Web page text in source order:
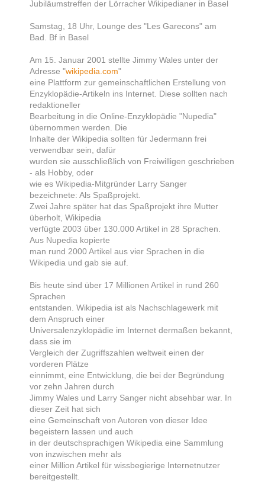
Jubiläumstreffen der Lörracher Wikipedianer in Basel
Samstag, 18 Uhr, Lounge des "Les Garecons" am
Bad. Bf in Basel
Am 15. Januar 2001 stellte Jimmy Wales unter der
Adresse "wikipedia.com"
eine Plattform zur gemeinschaftlichen Erstellung von
Enzyklopädie-Artikeln ins Internet. Diese sollten nach
redaktioneller
Bearbeitung in die Online-Enzyklopädie "Nupedia"
übernommen werden. Die
Inhalte der Wikipedia sollten für Jedermann frei
verwendbar sein, dafür
wurden sie ausschließlich von Freiwilligen geschrieben
- als Hobby, oder
wie es Wikipedia-Mitgründer Larry Sanger
bezeichnete: Als Spaßprojekt.
Zwei Jahre später hat das Spaßprojekt ihre Mutter
überholt, Wikipedia
verfügte 2003 über 130.000 Artikel in 28 Sprachen.
Aus Nupedia kopierte
man rund 2000 Artikel aus vier Sprachen in die
Wikipedia und gab sie auf.
Bis heute sind über 17 Millionen Artikel in rund 260
Sprachen
entstanden. Wikipedia ist als Nachschlagewerk mit
dem Anspruch einer
Universalenzyklopädie im Internet dermaßen bekannt,
dass sie im
Vergleich der Zugriffszahlen weltweit einen der
vorderen Plätze
einnimmt, eine Entwicklung, die bei der Begründung
vor zehn Jahren durch
Jimmy Wales und Larry Sanger nicht absehbar war. In
dieser Zeit hat sich
eine Gemeinschaft von Autoren von dieser Idee
begeistern lassen und auch
in der deutschsprachigen Wikipedia eine Sammlung
von inzwischen mehr als
einer Million Artikel für wissbegierige Internetnutzer
bereitgestellt.